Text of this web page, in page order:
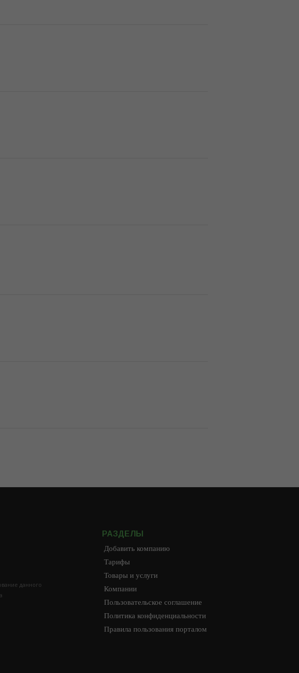
данного
РАЗДЕЛЫ
Добавить компанию
Тарифы
Товары и услуги
Компании
Пользовательское соглашение
Политика конфиденциальности
Правила пользования порталом